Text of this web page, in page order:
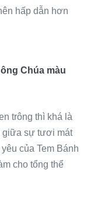
hấp dẫn hơn
Chúa màu
trông thì khá là
giữa sự tươi mát
của Tem Bánh
cho tổng thể